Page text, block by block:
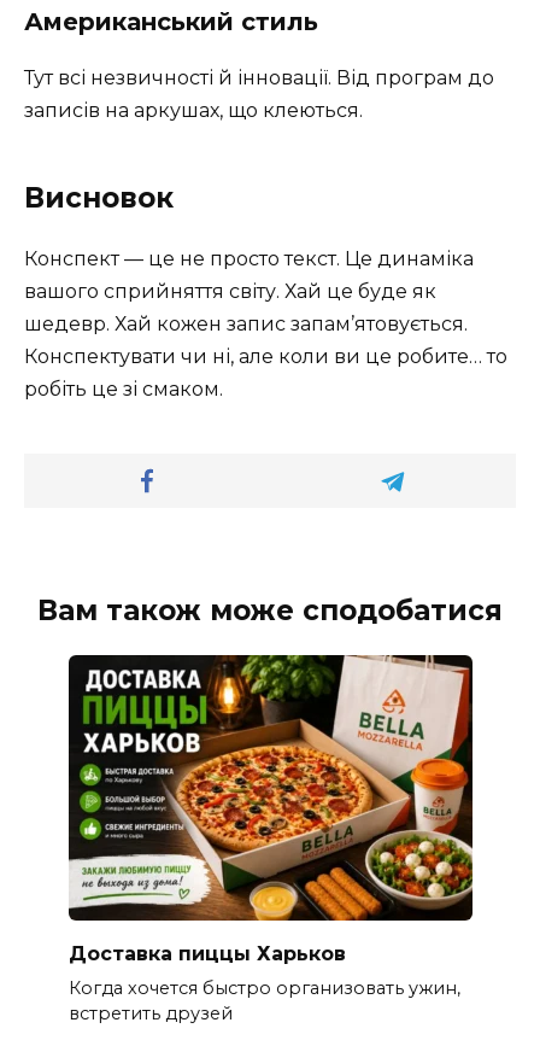
Американський стиль
Тут всі незвичності й інновації. Від програм до
записів на аркушах, що клеються.
Висновок
Конспект — це не просто текст. Це динаміка
вашого сприйняття світу. Хай це буде як
шедевр. Хай кожен запис запам’ятовується.
Конспектувати чи ні, але коли ви це робите… то
робіть це зі смаком.
Вам також може сподобатися
Доставка пиццы Харьков
Когда хочется быстро организовать ужин,
встретить друзей